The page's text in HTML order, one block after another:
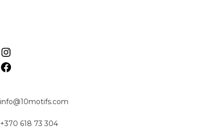
info@10motifs.com
+370 618 73 304